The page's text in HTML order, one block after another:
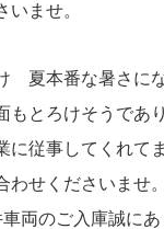
ませ。
夏本番な暑さに
もとろけそうであ
に従事してくれ
わせくださいま
両のご入庫誠に